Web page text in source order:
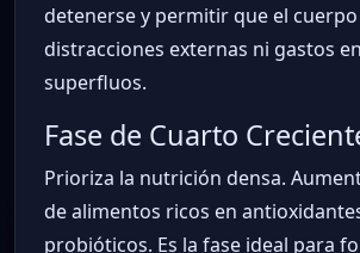
detenerse y permitir que el
distracciones externas ni gastos
superfluos.
Fase de Cuarto
Prioriza la nutrición densa.
de alimentos ricos en
probióticos. Es la fase ideal para